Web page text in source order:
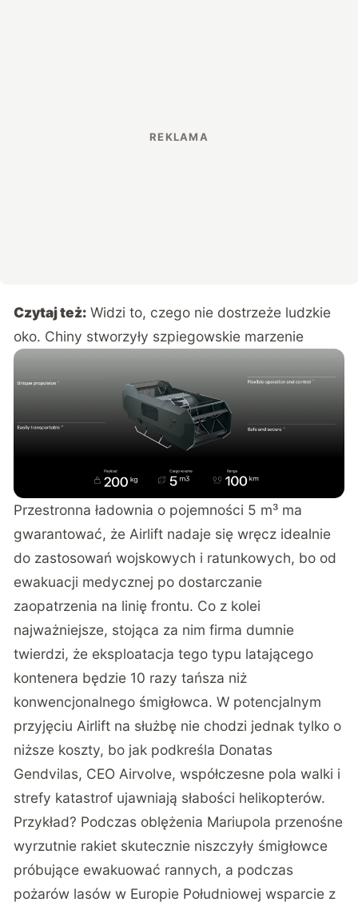
Czytaj też: Widzi to, czego nie dostrzeże ludzkie
oko. Chiny stworzyły szpiegowskie marzenie
Przestronna ładownia o pojemności 5 m³ ma
gwarantować, że Airlift nadaje się wręcz idealnie
do zastosowań wojskowych i ratunkowych, bo od
ewakuacji medycznej po dostarczanie
zaopatrzenia na linię frontu. Co z kolei
najważniejsze, stojąca za nim firma dumnie
twierdzi, że eksploatacja tego typu latającego
kontenera będzie 10 razy tańsza niż
konwencjonalnego śmigłowca. W potencjalnym
przyjęciu Airlift na służbę nie chodzi jednak tylko o
niższe koszty, bo jak podkreśla Donatas
Gendvilas, CEO Airvolve, współczesne pola walki i
strefy katastrof ujawniają słabości helikopterów.
Przykład? Podczas oblężenia Mariupola przenośne
wyrzutnie rakiet skutecznie niszczyły śmigłowce
próbujące ewakuować rannych, a podczas
pożarów lasów w Europie Południowej wsparcie z